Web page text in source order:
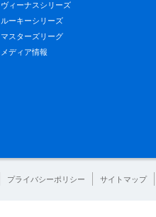
ヴィーナスシリーズ
ルーキーシリーズ
マスターズリーグ
メディア情報
プライバシーポリシー サイトマップ